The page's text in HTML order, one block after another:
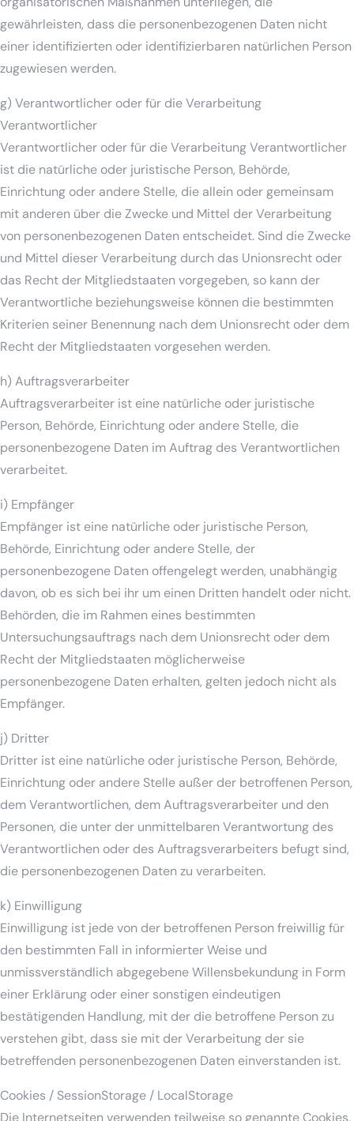
gewährleisten, dass die personenbezogenen Daten nicht
einer identifizierten oder identifizierbaren natürlichen Person
zugewiesen werden.
g) Verantwortlicher oder für die Verarbeitung
Verantwortlicher
Verantwortlicher oder für die Verarbeitung Verantwortlicher
ist die natürliche oder juristische Person, Behörde,
Einrichtung oder andere Stelle, die allein oder gemeinsam
mit anderen über die Zwecke und Mittel der Verarbeitung
von personenbezogenen Daten entscheidet. Sind die Zwecke
und Mittel dieser Verarbeitung durch das Unionsrecht oder
das Recht der Mitgliedstaaten vorgegeben, so kann der
Verantwortliche beziehungsweise können die bestimmten
Kriterien seiner Benennung nach dem Unionsrecht oder dem
Recht der Mitgliedstaaten vorgesehen werden.
h) Auftragsverarbeiter
Auftragsverarbeiter ist eine natürliche oder juristische
Person, Behörde, Einrichtung oder andere Stelle, die
personenbezogene Daten im Auftrag des Verantwortlichen
verarbeitet.
i) Empfänger
Empfänger ist eine natürliche oder juristische Person,
Behörde, Einrichtung oder andere Stelle, der
personenbezogene Daten offengelegt werden, unabhängig
davon, ob es sich bei ihr um einen Dritten handelt oder nicht.
Behörden, die im Rahmen eines bestimmten
Untersuchungsauftrags nach dem Unionsrecht oder dem
Recht der Mitgliedstaaten möglicherweise
personenbezogene Daten erhalten, gelten jedoch nicht als
Empfänger.
j) Dritter
Dritter ist eine natürliche oder juristische Person, Behörde,
Einrichtung oder andere Stelle außer der betroffenen Person,
dem Verantwortlichen, dem Auftragsverarbeiter und den
Personen, die unter der unmittelbaren Verantwortung des
Verantwortlichen oder des Auftragsverarbeiters befugt sind,
die personenbezogenen Daten zu verarbeiten.
k) Einwilligung
Einwilligung ist jede von der betroffenen Person freiwillig für
den bestimmten Fall in informierter Weise und
unmissverständlich abgegebene Willensbekundung in Form
einer Erklärung oder einer sonstigen eindeutigen
bestätigenden Handlung, mit der die betroffene Person zu
verstehen gibt, dass sie mit der Verarbeitung der sie
betreffenden personenbezogenen Daten einverstanden ist.
Cookies / SessionStorage / LocalStorage
Die Internetseiten verwenden teilweise so genannte Cookies,